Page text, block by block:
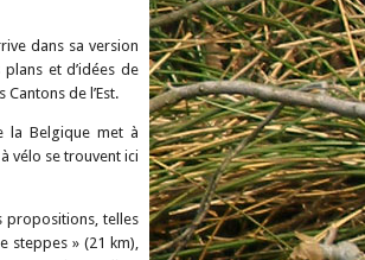
dans sa version
et d’idées de
de l’Est.
la Belgique met à
vélo se trouvent ici
propositions, telles
steppes » (21 km),